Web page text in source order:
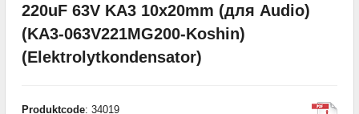
220uF 63V KA3 10x20mm (для Audio)
(KA3-063V221MG200-Koshin)
(Elektrolytkondensator)
Produktcode: 34019